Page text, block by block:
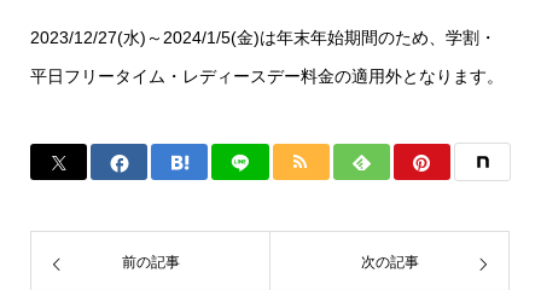
2023/12/27(水)～2024/1/5(金)は年末年始期間のため、学割・
平日フリータイム・レディースデー料金の適用外となります。
前の記事 次の記事